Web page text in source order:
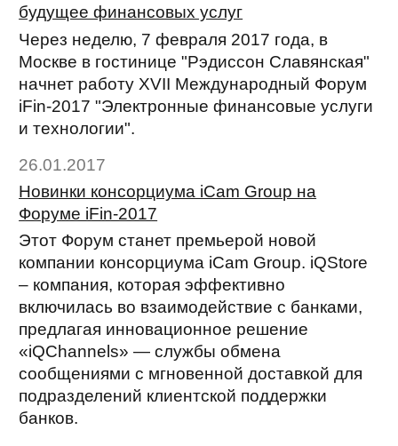
будущее финансовых услуг
Через неделю, 7 февраля 2017 года, в
Москве в гостинице "Рэдиссон Славянская"
начнет работу XVII Международный Форум
iFin-2017 "Электронные финансовые услуги
и технологии".
26.01.2017
Новинки консорциума iCam Group на
Форуме iFin-2017
Этот Форум станет премьерой новой
компании консорциума iCam Group. iQStore
– компания, которая эффективно
включилась во взаимодействие с банками,
предлагая инновационное решение
«iQChannels» — службы обмена
сообщениями с мгновенной доставкой для
подразделений клиентской поддержки
банков.